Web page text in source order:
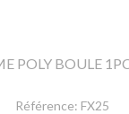
POLY BOULE
Référence: FX25